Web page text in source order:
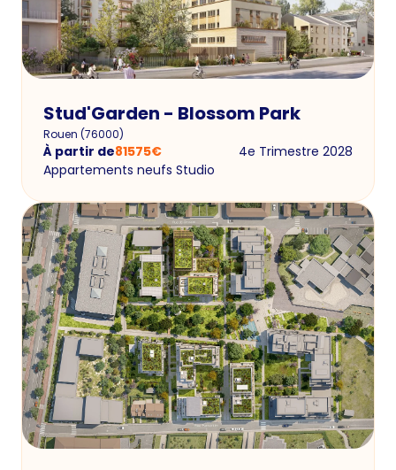
Stud'Garden - Blossom Park
Rouen (76000)
À partir de81575€
4e Trimestre 2028
Appartements neufs Studio